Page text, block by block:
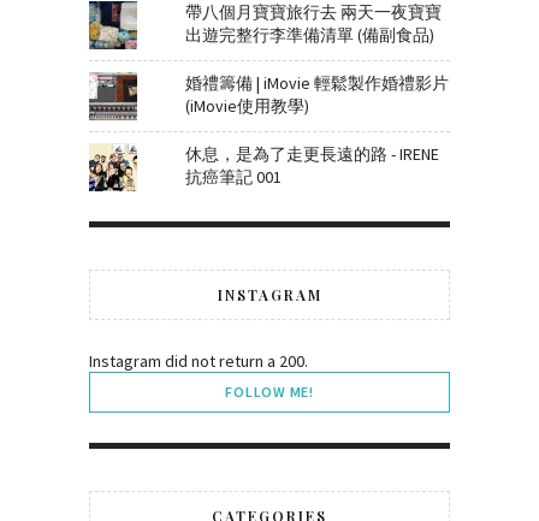
帶八個月寶寶旅行去 兩天一夜寶寶
出遊完整行李準備清單 (備副食品)
婚禮籌備 | iMovie 輕鬆製作婚禮影片
(iMovie使用教學)
休息，是為了走更長遠的路 - IRENE
抗癌筆記 001
INSTAGRAM
Instagram did not return a 200.
FOLLOW ME!
CATEGORIES